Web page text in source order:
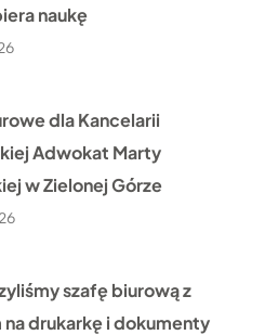
naukę
dla Kancelarii
Adwokat Marty
w Zielonej Górze
szafę biurową z
drukarkę i dokumenty